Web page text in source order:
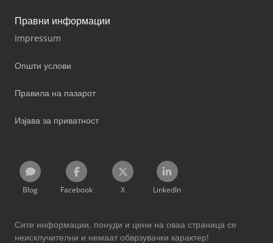
Правни информации
Impressum
Општи услови
Правила на пазарот
Изјава за приватност
Blog Facebook X LinkedIn
Сите информации, понуди и цени на оваа страница се
неисклучителни и немаат обврзувачки карактер!